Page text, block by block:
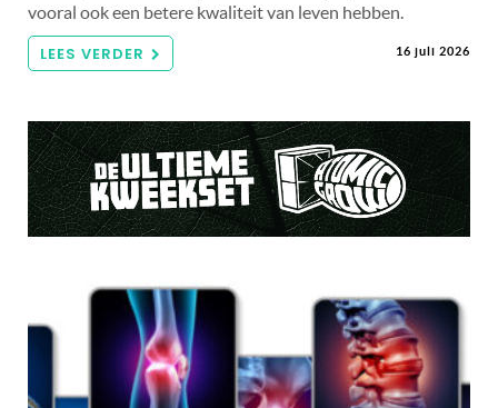
vooral ook een betere kwaliteit van leven hebben.
LEES VERDER 16 juli 2026